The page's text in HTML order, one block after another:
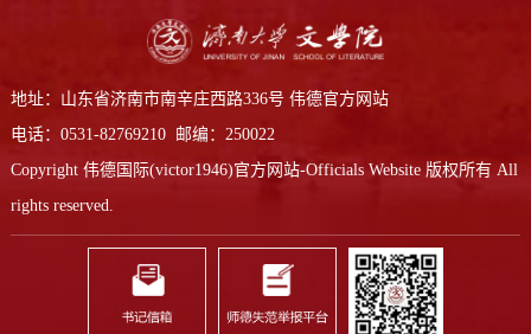
地址：山东省济南市南辛庄西路336号 伟德官方网站
电话：0531-82769210 邮编：250022
Copyright 伟德国际(victor1946)官方网站-Officials Website 版权所有 All
rights reserved.